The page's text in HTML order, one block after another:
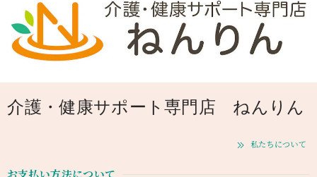
介護・健康サポート専門店 ねんりん
私たちについて